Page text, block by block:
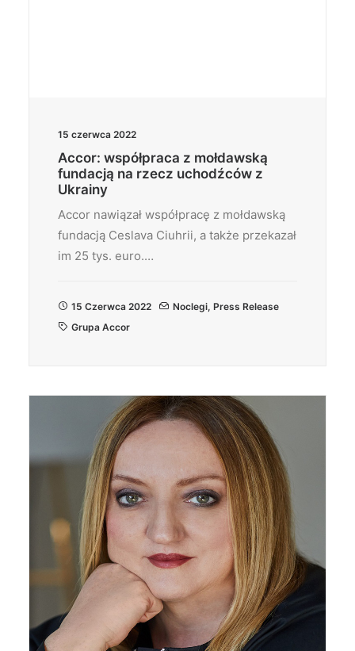
15 czerwca 2022
Accor: współpraca z mołdawską
fundacją na rzecz uchodźców z
Ukrainy
Accor nawiązał współpracę z mołdawską
fundacją Ceslava Ciuhrii, a także przekazał
im 25 tys. euro.…
15 Czerwca 2022 Noclegi, Press Release
Grupa Accor